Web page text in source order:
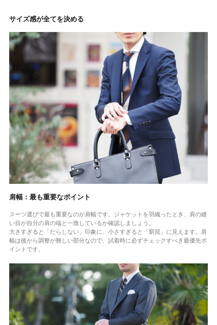
サイズ感が全てを決める
肩幅：最も重要なポイント
スーツ選びで最も重要なのが肩幅です。ジャケットを羽織ったとき、肩の縫
い目が自分の肩の端と一致しているか確認しましょう。
大きすぎると「だらしない」印象に、小さすぎると「窮屈」に見えます。肩
幅は後から調整が難しい部分なので、試着時に必ずチェックすべき最優先ポ
イントです。